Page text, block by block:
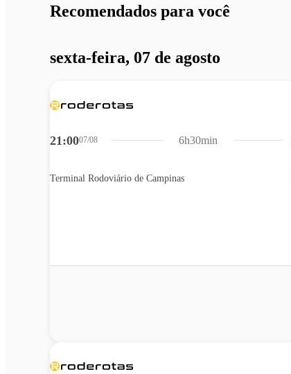
Recomendados para você
sexta-feira, 07 de agosto
21:0007/08
Terminal Rodoviário de Campinas
6h30min